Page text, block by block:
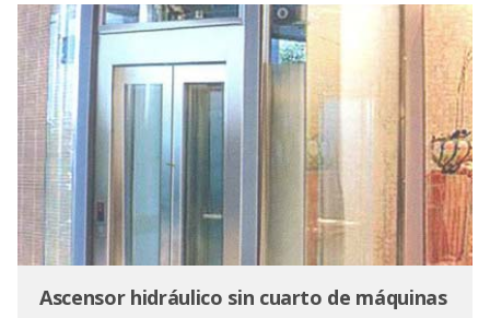
Ascensor hidráulico sin cuarto de máquinas